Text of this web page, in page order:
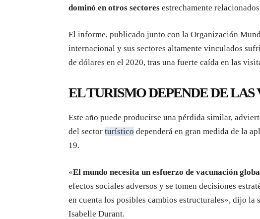
dominó en otros sectores estrechamente
El informe, publicado junto con la Organización
internacional y sus sectores altamente vinculados
de dólares en el 2020, tras una fuerte caída en las
EL TURISMO DEPENDE DE LAS
Este año puede producirse una pérdida similar,
del sector turístico dependerá en gran medida de la
19.
«El mundo necesita un esfuerzo de vacunación
efectos sociales adversos y se tomen decisiones
en cuenta los posibles cambios estructurales», dijo
Isabelle Durant.